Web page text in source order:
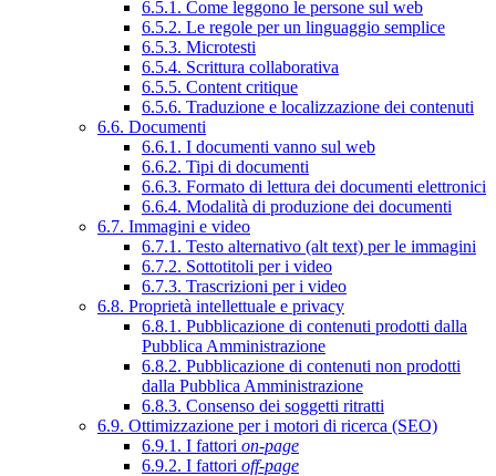
6.5.1. Come leggono le persone sul web
6.5.2. Le regole per un linguaggio semplice
6.5.3. Microtesti
6.5.4. Scrittura collaborativa
6.5.5. Content critique
6.5.6. Traduzione e localizzazione dei contenuti
6.6. Documenti
6.6.1. I documenti vanno sul web
6.6.2. Tipi di documenti
6.6.3. Formato di lettura dei documenti elettronici
6.6.4. Modalità di produzione dei documenti
6.7. Immagini e video
6.7.1. Testo alternativo (alt text) per le immagini
6.7.2. Sottotitoli per i video
6.7.3. Trascrizioni per i video
6.8. Proprietà intellettuale e privacy
6.8.1. Pubblicazione di contenuti prodotti dalla
Pubblica Amministrazione
6.8.2. Pubblicazione di contenuti non prodotti
dalla Pubblica Amministrazione
6.8.3. Consenso dei soggetti ritratti
6.9. Ottimizzazione per i motori di ricerca (SEO)
6.9.1. I fattori on-page
6.9.2. I fattori off-page